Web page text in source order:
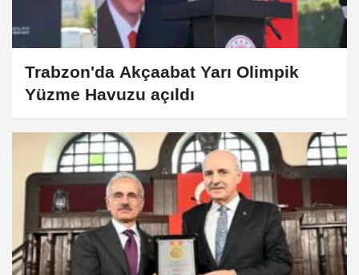
Trabzon'da Akçaabat Yarı Olimpik
Yüzme Havuzu açıldı